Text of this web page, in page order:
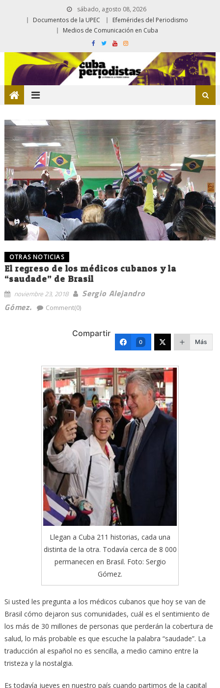
sábado, agosto 08, 2026
Documentos de la UPEC
Efemérides del Periodismo
Medios de Comunicación en Cuba
OTRAS NOTICIAS
El regreso de los médicos cubanos y la
“saudade” de Brasil
noviembre 23, 2018
Sergio Alejandro
Gómez.
Comment(0)
Compartir
0 Más
Llegan a Cuba 211 historias, cada una
distinta de la otra. Todavía cerca de 8 000
permanecen en Brasil. Foto: Sergio
Gómez.
Si usted les pregunta a los médicos cubanos que hoy se van de
Brasil cómo dejaron sus comunidades, cuál es el sentimiento de
los más de 30 millones de personas que perderán la cobertura de
salud, lo más probable es que escuche la palabra “saudade”. La
traducción al español no es sencilla, a medio camino entre la
tristeza y la nostalgia.
Es todavía jueves en nuestro país cuando partimos de la capital